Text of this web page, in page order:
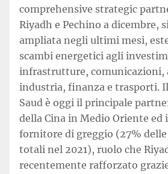
comprehensive strategic
Riyadh e Pechino a dicembre,
ampliata negli ultimi mesi,
scambi energetici agli
infrastrutture, comunicazioni,
industria, finanza e trasporti.
Saud è oggi il principale
della Cina in Medio Oriente ed
fornitore di greggio (27%
totali nel 2021), ruolo che
recentemente rafforzato